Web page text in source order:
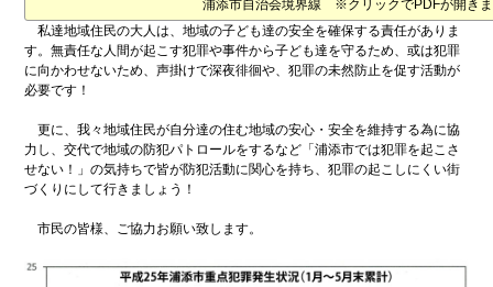
浦添市自治会境界線 ※クリックでPDFが開き
私達地域住民の大人は、地域の子ども達の安全を確保する責任がありま
す。無責任な人間が起こす犯罪や事件から子ども達を守るため、或は犯罪
に向かわせないため、声掛けで深夜徘徊や、犯罪の未然防止を促す活動が
必要です！
更に、我々地域住民が自分達の住む地域の安心・安全を維持する為に協
力し、交代で地域の防犯パトロールをするなど「浦添市では犯罪を起こさ
せない！」の気持ちで皆が防犯活動に関心を持ち、犯罪の起こしにくい街
づくりにして行きましょう！
市民の皆様、ご協力お願い致します。